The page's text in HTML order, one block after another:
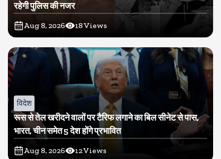
रहेगी पुलिस की नजर
Aug 8, 2026 18Views
विदेश
रूस से तेल खरीदने वालों पर टैरिफ लगाने का बिल सीनेट से पास,
भारत, चीन समेत 5 देश होंगे प्रभावित
Aug 8, 2026 12Views